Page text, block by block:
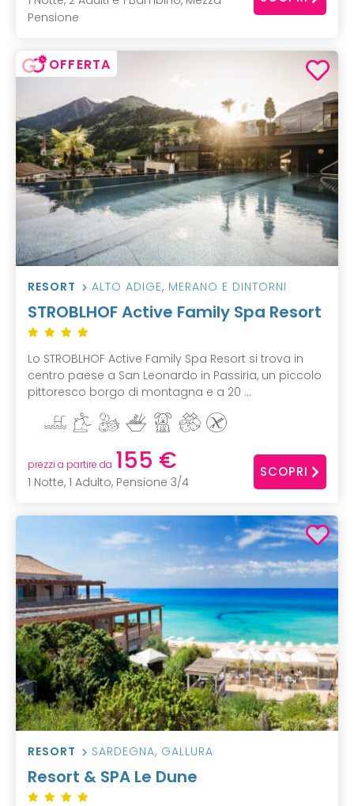
Pensione
OFFERTA
RESORT ALTO ADIGE, MERANO E DINTORNI
STROBLHOF Active Family Spa Resort
Lo STROBLHOF Active Family Spa Resort si trova in
centro paese a San Leonardo in Passiria, un piccolo
pittoresco borgo di montagna e a 20 ...
prezzi a partire da 155 €
1 Notte, 1 Adulto, Pensione 3/4
SCOPRI
RESORT SARDEGNA, GALLURA
Resort & SPA Le Dune